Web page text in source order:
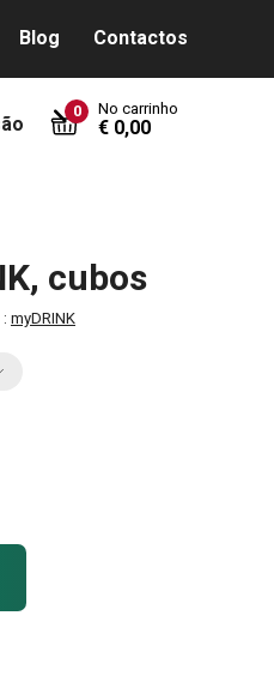
Blog Contactos
0 No carrinho
€ 0,00
cubos
myDRINK